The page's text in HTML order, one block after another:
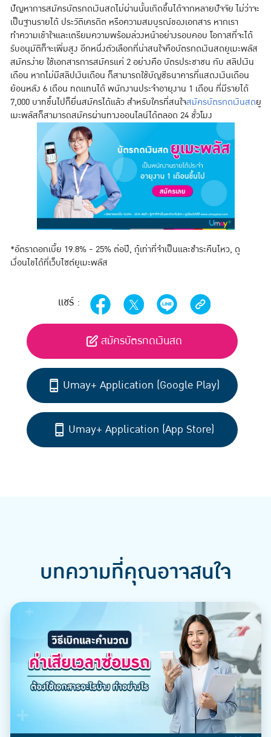
ปัญหาการสมัครบัตรกดเงินสดไม่ผ่านนั้นเกิดขึ้นได้จากหลายปัจจัย ไม่ว่าจะ
เป็นฐานรายได้ ประวัติเครดิต หรือความสมบูรณ์ของเอกสาร หากเรา
ทำความเข้าใจและเตรียมความพร้อมล่วงหน้าอย่างรอบคอบ โอกาสที่จะได้
รับอนุมัติก็จะเพิ่มสูง อีกหนึ่งตัวเลือกที่น่าสนใจคือบัตรกดเงินสดยูเมะพลัส
สมัครง่าย ใช้เอกสารการสมัครแค่ 2 อย่างคือ บัตรประชาชน กับ สลิปเงิน
เดือน หากไม่มีสลิปเงินเดือน ก็สามารถใช้บัญชีธนาคารที่แสดงเงินเดือน
ย้อนหลัง 6 เดือน ทดแทนได้ พนักงานประจำอายุงาน 1 เดือน ที่มีรายได้
7,000 บาทขึ้นไปก็ยื่นสมัครได้แล้ว สำหรับใครที่สนใจสมัครบัตรกดเงินสดยู
เมะพลัสก็สามารถสมัครผ่านทางออนไลน์ได้ตลอด 24 ชั่วโมง
*อัตราดอกเบี้ย 19.8% - 25% ต่อปี, กู้เท่าที่จำเป็นและชำระคืนไหว, ดู
เงื่อนไขได้ที่เว็บไซต์ยูเมะพลัส
แชร์ :
สมัครบัตรกดเงินสด
Umay+ Application (Google Play)
Umay+ Application (App Store)
บทความที่คุณอาจสนใจ